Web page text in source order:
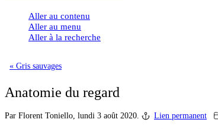
Aller au contenu
Aller au menu
Aller à la recherche
« Gris sauvages
Anatomie du regard
Par Florent Toniello, lundi 3 août 2020. Lien permanent